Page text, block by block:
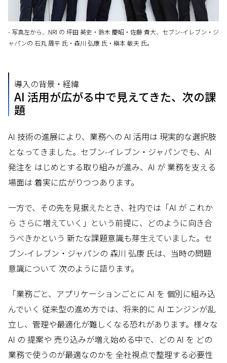
- 写真左から、NRI の 坪田 英史・鈴木 慶昭・佐藤 貴大、セブン-イレブン・ジ
ャパンの 石丸 周平 氏・森川 弘康 氏・槇本 敏夫 氏。
導入の背景・経緯
AI 活用が広がる中で見えてきた、次の課
題
AI 技術の進展により、業務への AI 活用は 現実的な選択肢
となってきました。セブン-イレブン・ジャパンでも、AI
発注を はじめとする取り組みが進み、AI が 業務を支える
場面は 着実に広がりつつあります。
一方で、その先を見据えたとき、社内では「AI が これか
ら さらに増えていく」という前提に、どのように向き合
うべきかという 新たな課題意識も芽生えていました。セ
ブン-イレブン・ジャパンの 森川 弘康 氏は、当時の問題
意識について 次のように語ります。
「業務ごと、アプリケーションごとに AI を 個別に組み込
んでいく 従来型の進め方では、将来的に AI エンジンが乱
立し、管理や最適化が難しくなる恐れがあります。様々な
AI の 提案や 売り込みが増え始める中で、どの AI を どの
業務で使うのが最適なのかを 全社視点で整理する必要性